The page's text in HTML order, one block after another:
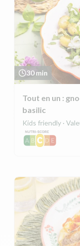
30 min
Tout en un :
basilic
Kids friendly ·